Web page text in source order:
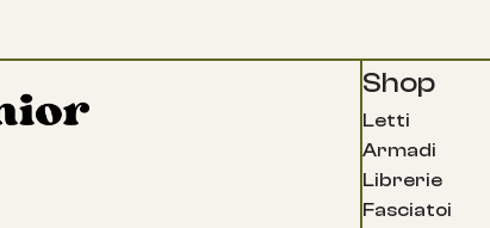
Shop
Letti
Armadi
Librerie
Fasciatoi